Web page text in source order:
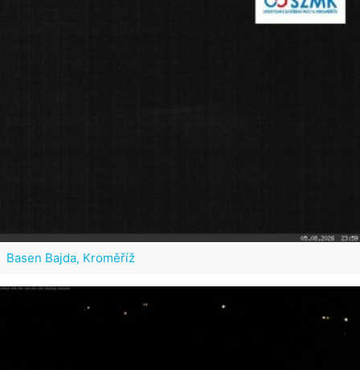
Basen Bajda, Kroměříž